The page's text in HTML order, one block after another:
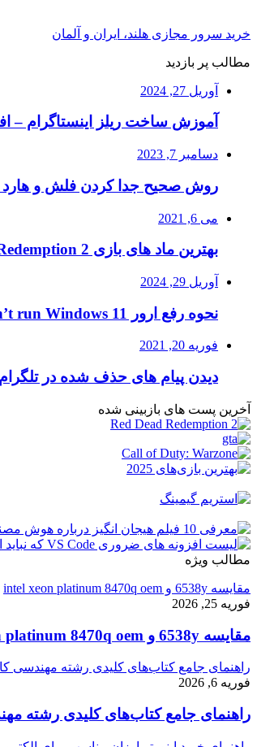
خرید سرور مجازی هلند، ایران و آلمان
مطالب پر بازدید
آوریل 27, 2024
آموزش ساخت ریلز اینستاگرام –
دسامبر 7, 2023
روش صحیح جدا کردن فلش و هارد
می 6, 2021
بهترین ماد های بازی Red Dead Redemption 2 – دانلود ماد RDR2
آوریل 29, 2024
نحوه رفع ارور This PC can’t run Windows 11 هنگام نصب ویندوز ۱۱
فوریه 20, 2021
دیدن پیام های حذف شده در تلگرام
آخرین پست های بازبینی شده
مطالب ویژه
مقایسه 6538y و intel xeon platinum 8470q oem
فوریه 25, 2026
مقایسه 6538y و intel xeon platinum 8470q oem
راهنمای جامع کتاب‌های کلیدی رشته مهندسی
فوریه 6, 2026
راهنمای جامع کتاب‌های کلیدی رشته